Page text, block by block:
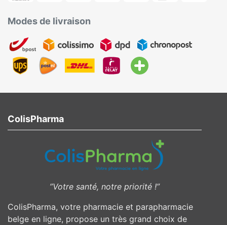
Modes de livraison
ColisPharma
”Votre santé, notre priorité !”
ColisPharma, votre pharmacie et parapharmacie
belge en ligne, propose un très grand choix de